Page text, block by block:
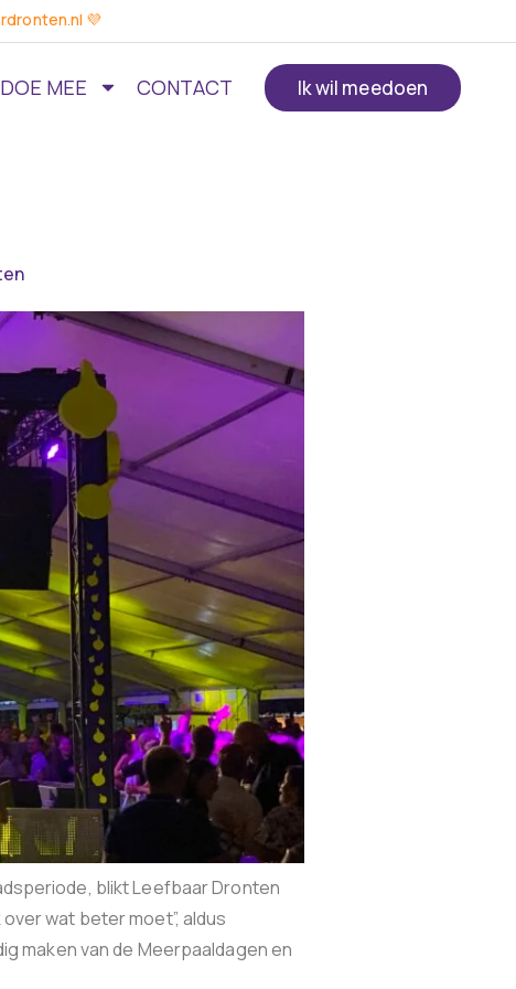
💜
DOE MEE CONTACT Ik wil meedoen
blikt Leefbaar Dronten
wat beter moet”, aldus
maken van de Meerpaaldagen en